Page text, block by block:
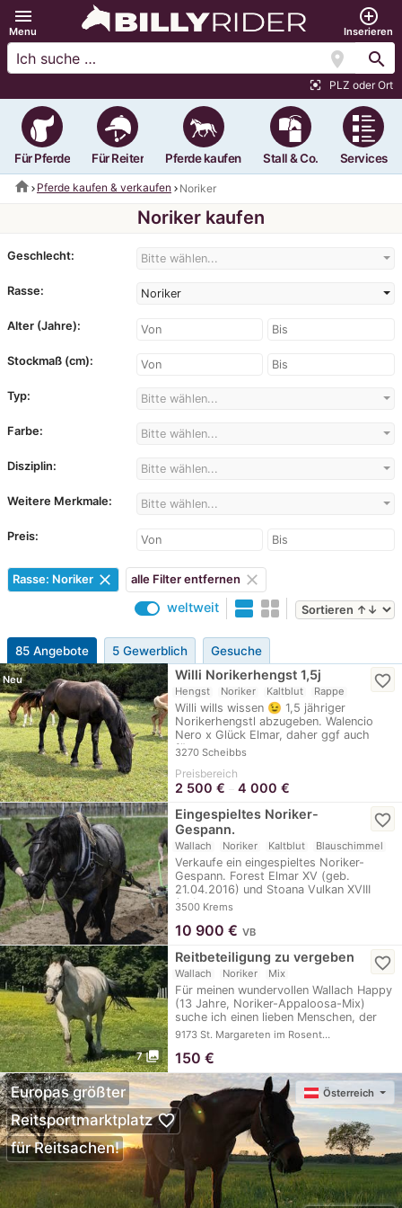
menu
Menu
add_circle_outline
Inserieren
location_on search
center_focus_strong PLZ oder Ort
Für Pferde Für Reiter Pferde kaufen Stall & Co. Services
home Pferde kaufen & verkaufen Noriker
Noriker kaufen
Geschlecht: Bitte wählen...
Rasse: Noriker
Alter (Jahre):
Stockmaß (cm):
Typ: Bitte wählen...
Farbe: Bitte wählen...
Disziplin: Bitte wählen...
Weitere Merkmale: Bitte wählen...
Preis:
Rasse: Noriker clear alle Filter entfernen clear
weltweit
85 Angebote 5 Gewerblich Gesuche
Neu Willi Norikerhengst 1,5j
Hengst Noriker Kaltblut Rappe
Willi wills wissen 😉 1,5 jähriger
Norikerhengstl abzugeben. Walencio
Nero x Glück Elmar, daher ggf auch
für…
3270 Scheibbs
favorite_border
Preisbereich
2 500 € 4 000 €
Eingespieltes Noriker-
Gespann.
Wallach Noriker Kaltblut Blauschimmel
Verkaufe ein eingespieltes Noriker-
Gespann. Forest Elmar XV (geb.
21.04.2016) und Stoana Vulkan XVIII
(geb.…
3500 Krems
favorite_border
10 900 € VB
7 photo_library
Reitbeteiligung zu vergeben
Wallach Noriker Mix
Für meinen wundervollen Wallach Happy
(13 Jahre, Noriker-Appaloosa-Mix)
suche ich einen lieben Menschen, der
gerne…
9173 St. Margareten im Rosent…
favorite_border
150 €
Österreich
Europas größter
Reitsportmarktplatz favorite_border
für Reitsachen!